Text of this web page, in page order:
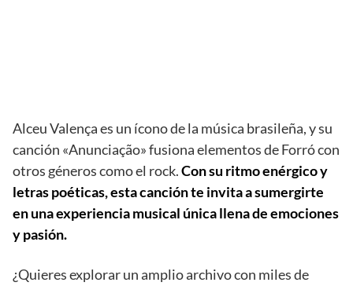
Alceu Valença es un ícono de la música brasileña, y su
canción «Anunciação» fusiona elementos de Forró con
otros géneros como el rock.Con su ritmo enérgico y
letras poéticas, esta canción te invita a sumergirte
en una experiencia musical única llena de emociones
y pasión.
¿Quieres explorar un amplio archivo con miles de